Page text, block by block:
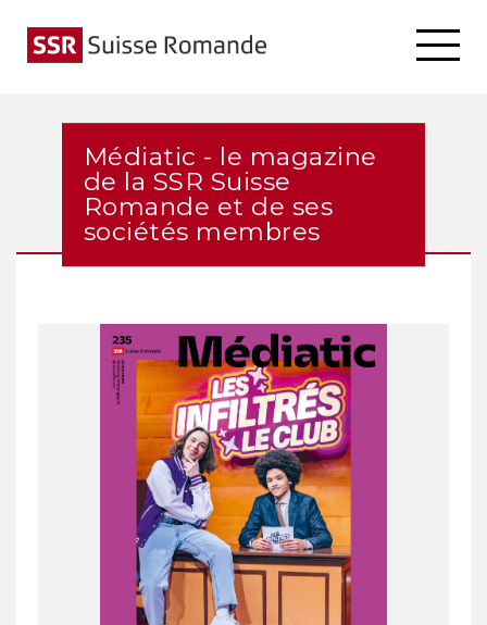
Médiatic - le magazine
de la SSR Suisse
Romande et de ses
sociétés membres